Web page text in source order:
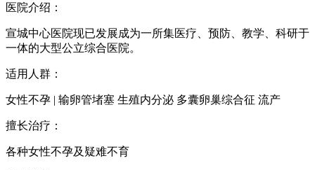
医院介绍：
宣城中心医院现已发展成为一所集医疗、预防、教学、科研于
一体的大型公立综合医院。
适用人群：
女性不孕 | 输卵管堵塞 生殖内分泌 多囊卵巢综合征 流产
擅长治疗：
各种女性不孕及疑难不育